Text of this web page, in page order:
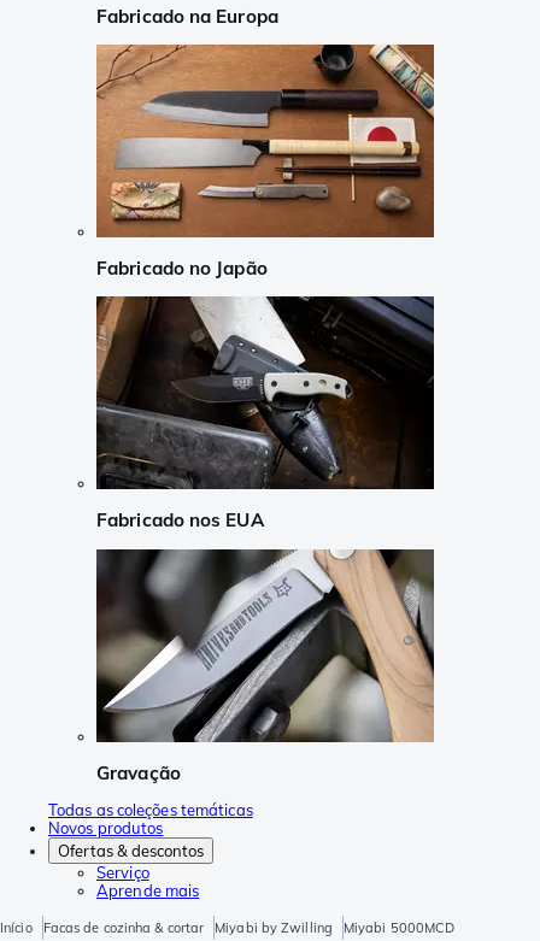
Fabricado na Europa
Fabricado no Japão
Fabricado nos EUA
Gravação
Todas as coleções temáticas
Novos produtos
Ofertas & descontos
Serviço
Aprende mais
Início Facas de cozinha & cortar Miyabi by Zwilling Miyabi 5000MCD